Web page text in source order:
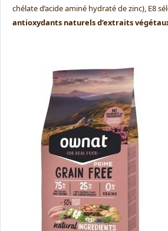
chélate d’acide aminé hydraté de zinc), E8
antioxydants naturels d’extraits